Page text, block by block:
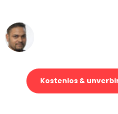
Kostenlos &